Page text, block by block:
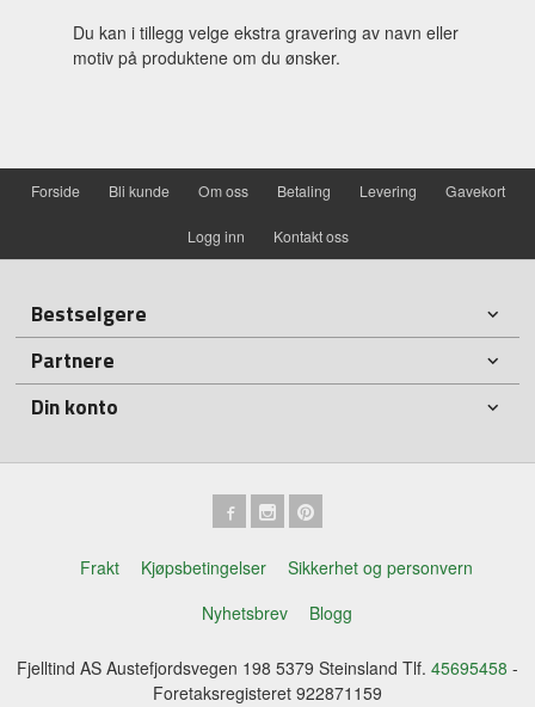
Du kan i tillegg velge ekstra gravering av navn eller
motiv på produktene om du ønsker.
Forside Bli kunde Om oss Betaling Levering Gavekort
Logg inn Kontakt oss
Bestselgere
Partnere
Din konto
Frakt Kjøpsbetingelser
Sikkerhet og personvern
Nyhetsbrev
Blogg
Fjelltind AS Austefjordsvegen 198 5379 Steinsland Tlf. 45695458 -
Foretaksregisteret 922871159